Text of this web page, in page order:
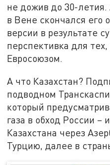
не дожив до 30-
в Вене скончался его
версии в результате
перспективка для
Евросоюзом.
А что Казахстан?
подводном
который
газа в обход России –
Казахстана через
Турцию, далее в